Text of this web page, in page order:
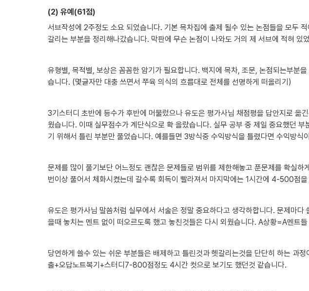
(2) 유예(61점)
서브작성에 2주정도 소요 되었습니다. 기본 목차집에 출제 될수 있는 논점들을 모두
갈리는 부분을 정리해나갔습니다. 막판에 무슨 논점이 나와도 거의 제 서브에 적혀 있
유형별, 목적별, 보상은 꼼꼼한 암기가 필요합니다. 백지에 목차, 조문, 논점되는부분
습니다. (몇글자만 대충 쓰면서 쭈육 의식의 흐름대로 전체를 선명하게 떠올리기)
3기스터디 초반에 등수가 후반에 머물렀으나 유도은 평가사님 채점평을 답안지로
웠습니다. 이때 실무점수가 계단식으로 확 올랐습니다. 실무 공부 중 제일 중요했던
기 위해서 틀린 부분만 풀었습니다. 예를들면 3방식중 수익방식을 틀렸다면 수익방
문제를 많이 풀기보단 어느정도 괜찮은 문제들로 범위를 제한해놓고 푼문제를 확실
번이상 풀어서 체화시켰는데 갈수록 회독이 빨라져서 마지막에는 1시간에 4-500점
유도은 평가사님 말씀처럼 실무에서 서술은 정말 중요하다고 생각하합니다. 문제마
을때 놓치는 멘트 없이 떠오르도록 했고 놓친것들은 다시 외웠습니다. A상황=A멘트
당연하게 쓸수 있는 쉬운 부분들은 배제하고 틀린것과 헷갈리는것을 단단히 하는 과
출+오답노트복기+스터디7-800점정도 4시간 컷으로 보기도 했던것 같습니다.